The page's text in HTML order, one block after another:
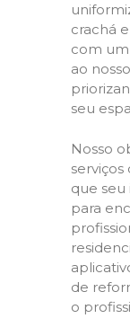
crachá
com
ao
seu
Nosso
que seu
para
de
o